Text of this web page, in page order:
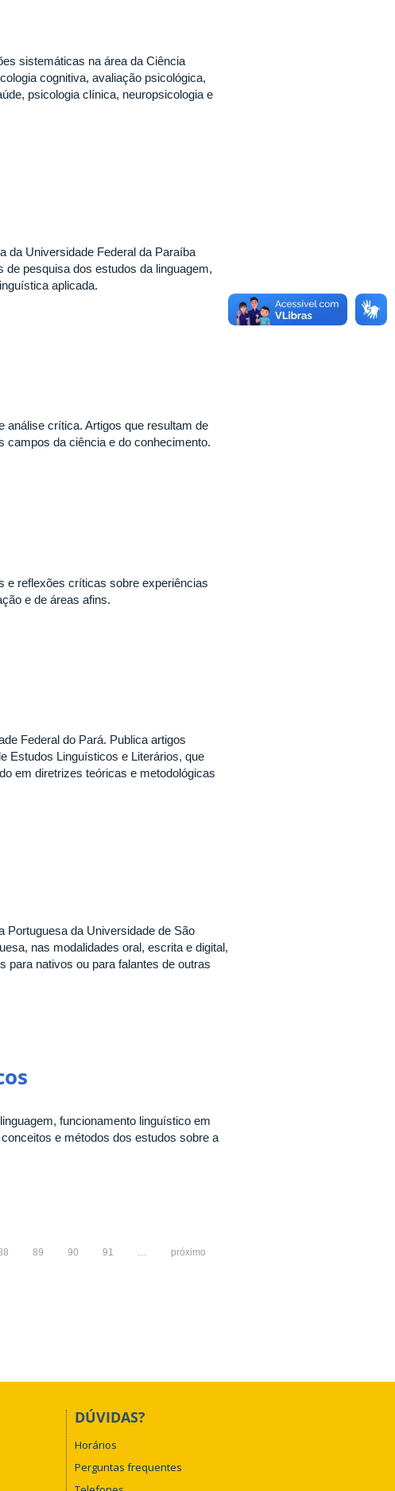
sistemáticas na área da Ciência
cognitiva, avaliação psicológica,
psicologia clínica, neuropsicologia e
da Universidade Federal da Paraíba
pesquisa dos estudos da linguagem,
aplicada.
análise crítica. Artigos que resultam de
campos da ciência e do conhecimento.
e reflexões críticas sobre experiências
e de áreas afins.
Federal do Pará. Publica artigos
Estudos Linguísticos e Literários, que
em diretrizes teóricas e metodológicas
Portuguesa da Universidade de São
nas modalidades oral, escrita e digital,
para nativos ou para falantes de outras
funcionamento linguístico em
e métodos dos estudos sobre a
89 90 91 … próximo
DÚVIDAS?
Horários
Perguntas frequentes